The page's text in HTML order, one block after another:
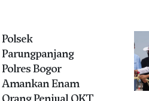
Polsek
Parungpanjang
Polres Bogor
Amankan Enam